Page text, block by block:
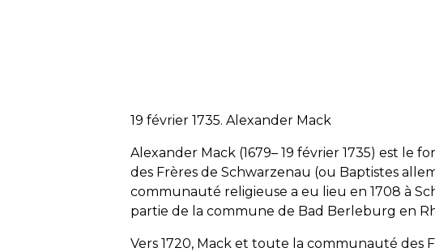
19 février 1735. Alexander Mack
Alexander Mack (1679– 19 février 1735) est le
des Frères de Schwarzenau (ou Baptistes
communauté religieuse a eu lieu en 1708 à
partie de la commune de Bad Berleburg en
Vers 1720, Mack et toute la communauté des